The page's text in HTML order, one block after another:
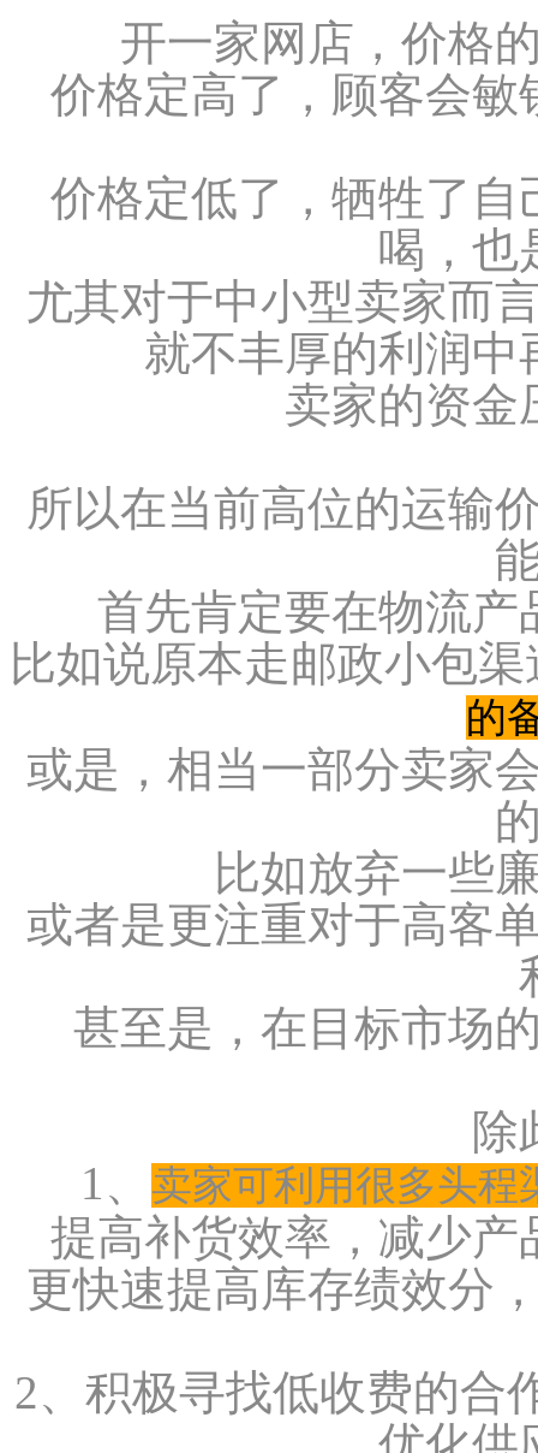
开一家网店，价格
价格定高了，顾客会
价格定低了，牺牲了
喝，也
尤其对于中小型卖家而
就不丰厚的利润中
卖家的资金
所以在当前高位的运输
首先肯定要在物流
比如说原本走邮政小包
的
或是，相当一部分卖家
比如放弃一些
或者是更注重对于高客
甚至是，在目标市场
除
1、
卖家可利用很多头程
提高补货效率，减少
更快速提高库存绩效分
2、积极寻找低收费的合